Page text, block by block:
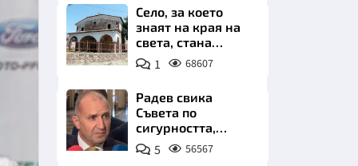
ХРАНА
Село, за което
знаят на края на
света, стана
имотно бижу на
София. Къщи с
1 68607
Радев свика
Съвета по
сигурността,
следва ключово
изявление
5 56567